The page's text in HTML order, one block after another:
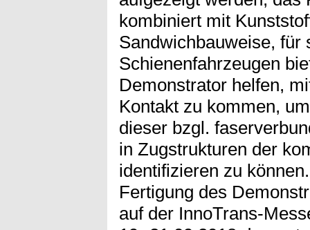
kombiniert mit
Sandwichbauweise, für
Schienenfahrzeugen
Demonstrator helfen,
Kontakt zu kommen,
dieser bzgl.
in Zugstrukturen der
identifizieren zu
Fertigung des
auf der InnoTrans-